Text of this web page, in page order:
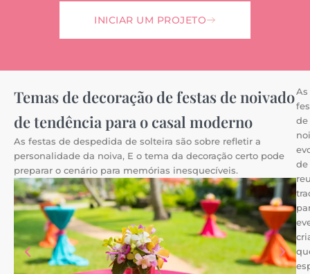
INICIAR UM PROJETO
Temas de decoração de festas de noivado
de tendência para o casal moderno
As festas de despedida de solteira são sobre refletir a
personalidade da noiva, E o tema da decoração certo pode
preparar o cenário para memórias inesquecíveis.
As
de
de